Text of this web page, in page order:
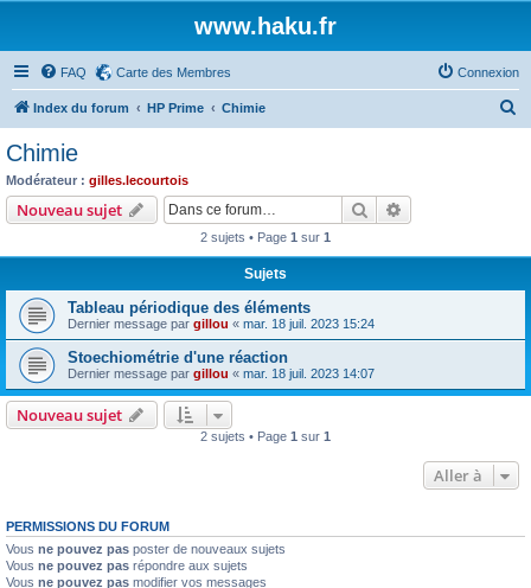
www.haku.fr
FAQ Carte des Membres Connexion
Index du forum HP Prime Chimie
Chimie
Modérateur : gilles.lecourtois
Nouveau sujet Rechercher
2 sujets • Page 1 sur 1
Sujets
Tableau périodique des éléments
Dernier message par gillou « mar. 18 juil. 2023 15:24
Stoechiométrie d'une réaction
Dernier message par gillou « mar. 18 juil. 2023 14:07
Nouveau sujet
2 sujets • Page 1 sur 1
Aller à
PERMISSIONS DU FORUM
Vous ne pouvez pas poster de nouveaux sujets
Vous ne pouvez pas répondre aux sujets
Vous ne pouvez pas modifier vos messages